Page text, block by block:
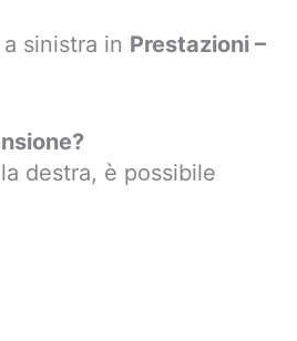
sinistra in Prestazioni –
destra, è possibile